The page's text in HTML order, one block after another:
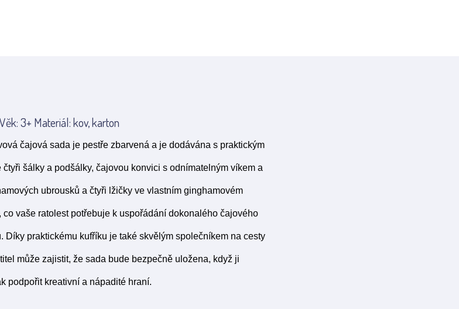
3+ Materiál: kov, karton
čajová sada je pestře zbarvená a je dodávána s praktickým
šálky a podšálky, čajovou konvici s odnímatelným víkem a
ubrousků a čtyři lžičky ve vlastním ginghamovém
vaše ratolest potřebuje k uspořádání dokonalého čajového
Díky praktickému kufříku je také skvělým společníkem na cesty
může zajistit, že sada bude bezpečně uložena, když ji
podpořit kreativní a nápadité hraní.